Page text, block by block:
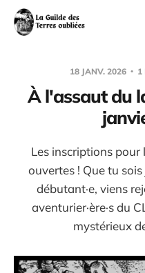
18 JANV. 2026 1
À l'assaut du
Les inscriptions pour
ouvertes ! Que tu sois
débutant·e, viens
aventurier·ère·s du
mystérieux